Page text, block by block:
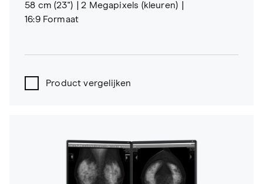
58 cm (23")
2 Megapixels (kleuren)
16:9 Formaat
Product vergelijken